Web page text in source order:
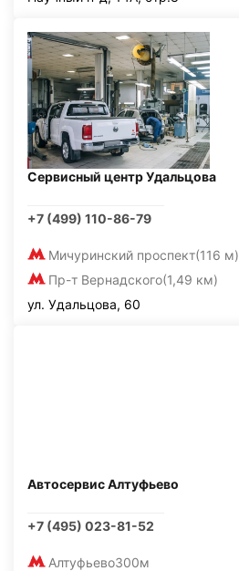
Сервисный центр Удальцова
+7 (499) 110-86-79
Мичуринский проспект(116 м)
Пр-т Вернадского(1,49 км)
ул. Удальцова, 60
Автосервис Алтуфьево
+7 (495) 023-81-52
Алтуфьево300м